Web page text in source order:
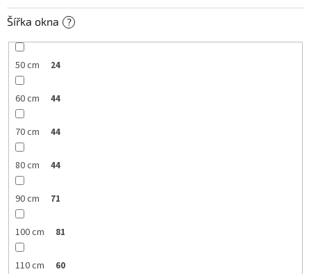
Šířka okna ?
50 cm 24
60 cm 44
70 cm 44
80 cm 44
90 cm 71
100 cm 81
110 cm 60